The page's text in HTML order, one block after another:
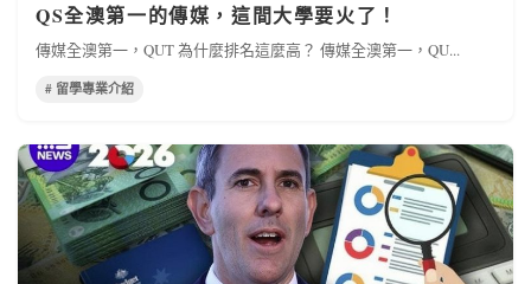
QS全澳第一的傳媒，這間大學要火了！
傳媒全澳第一，QUT 為什麼排名這麼高？ 傳媒全澳第一，QU...
# 留學專業介紹